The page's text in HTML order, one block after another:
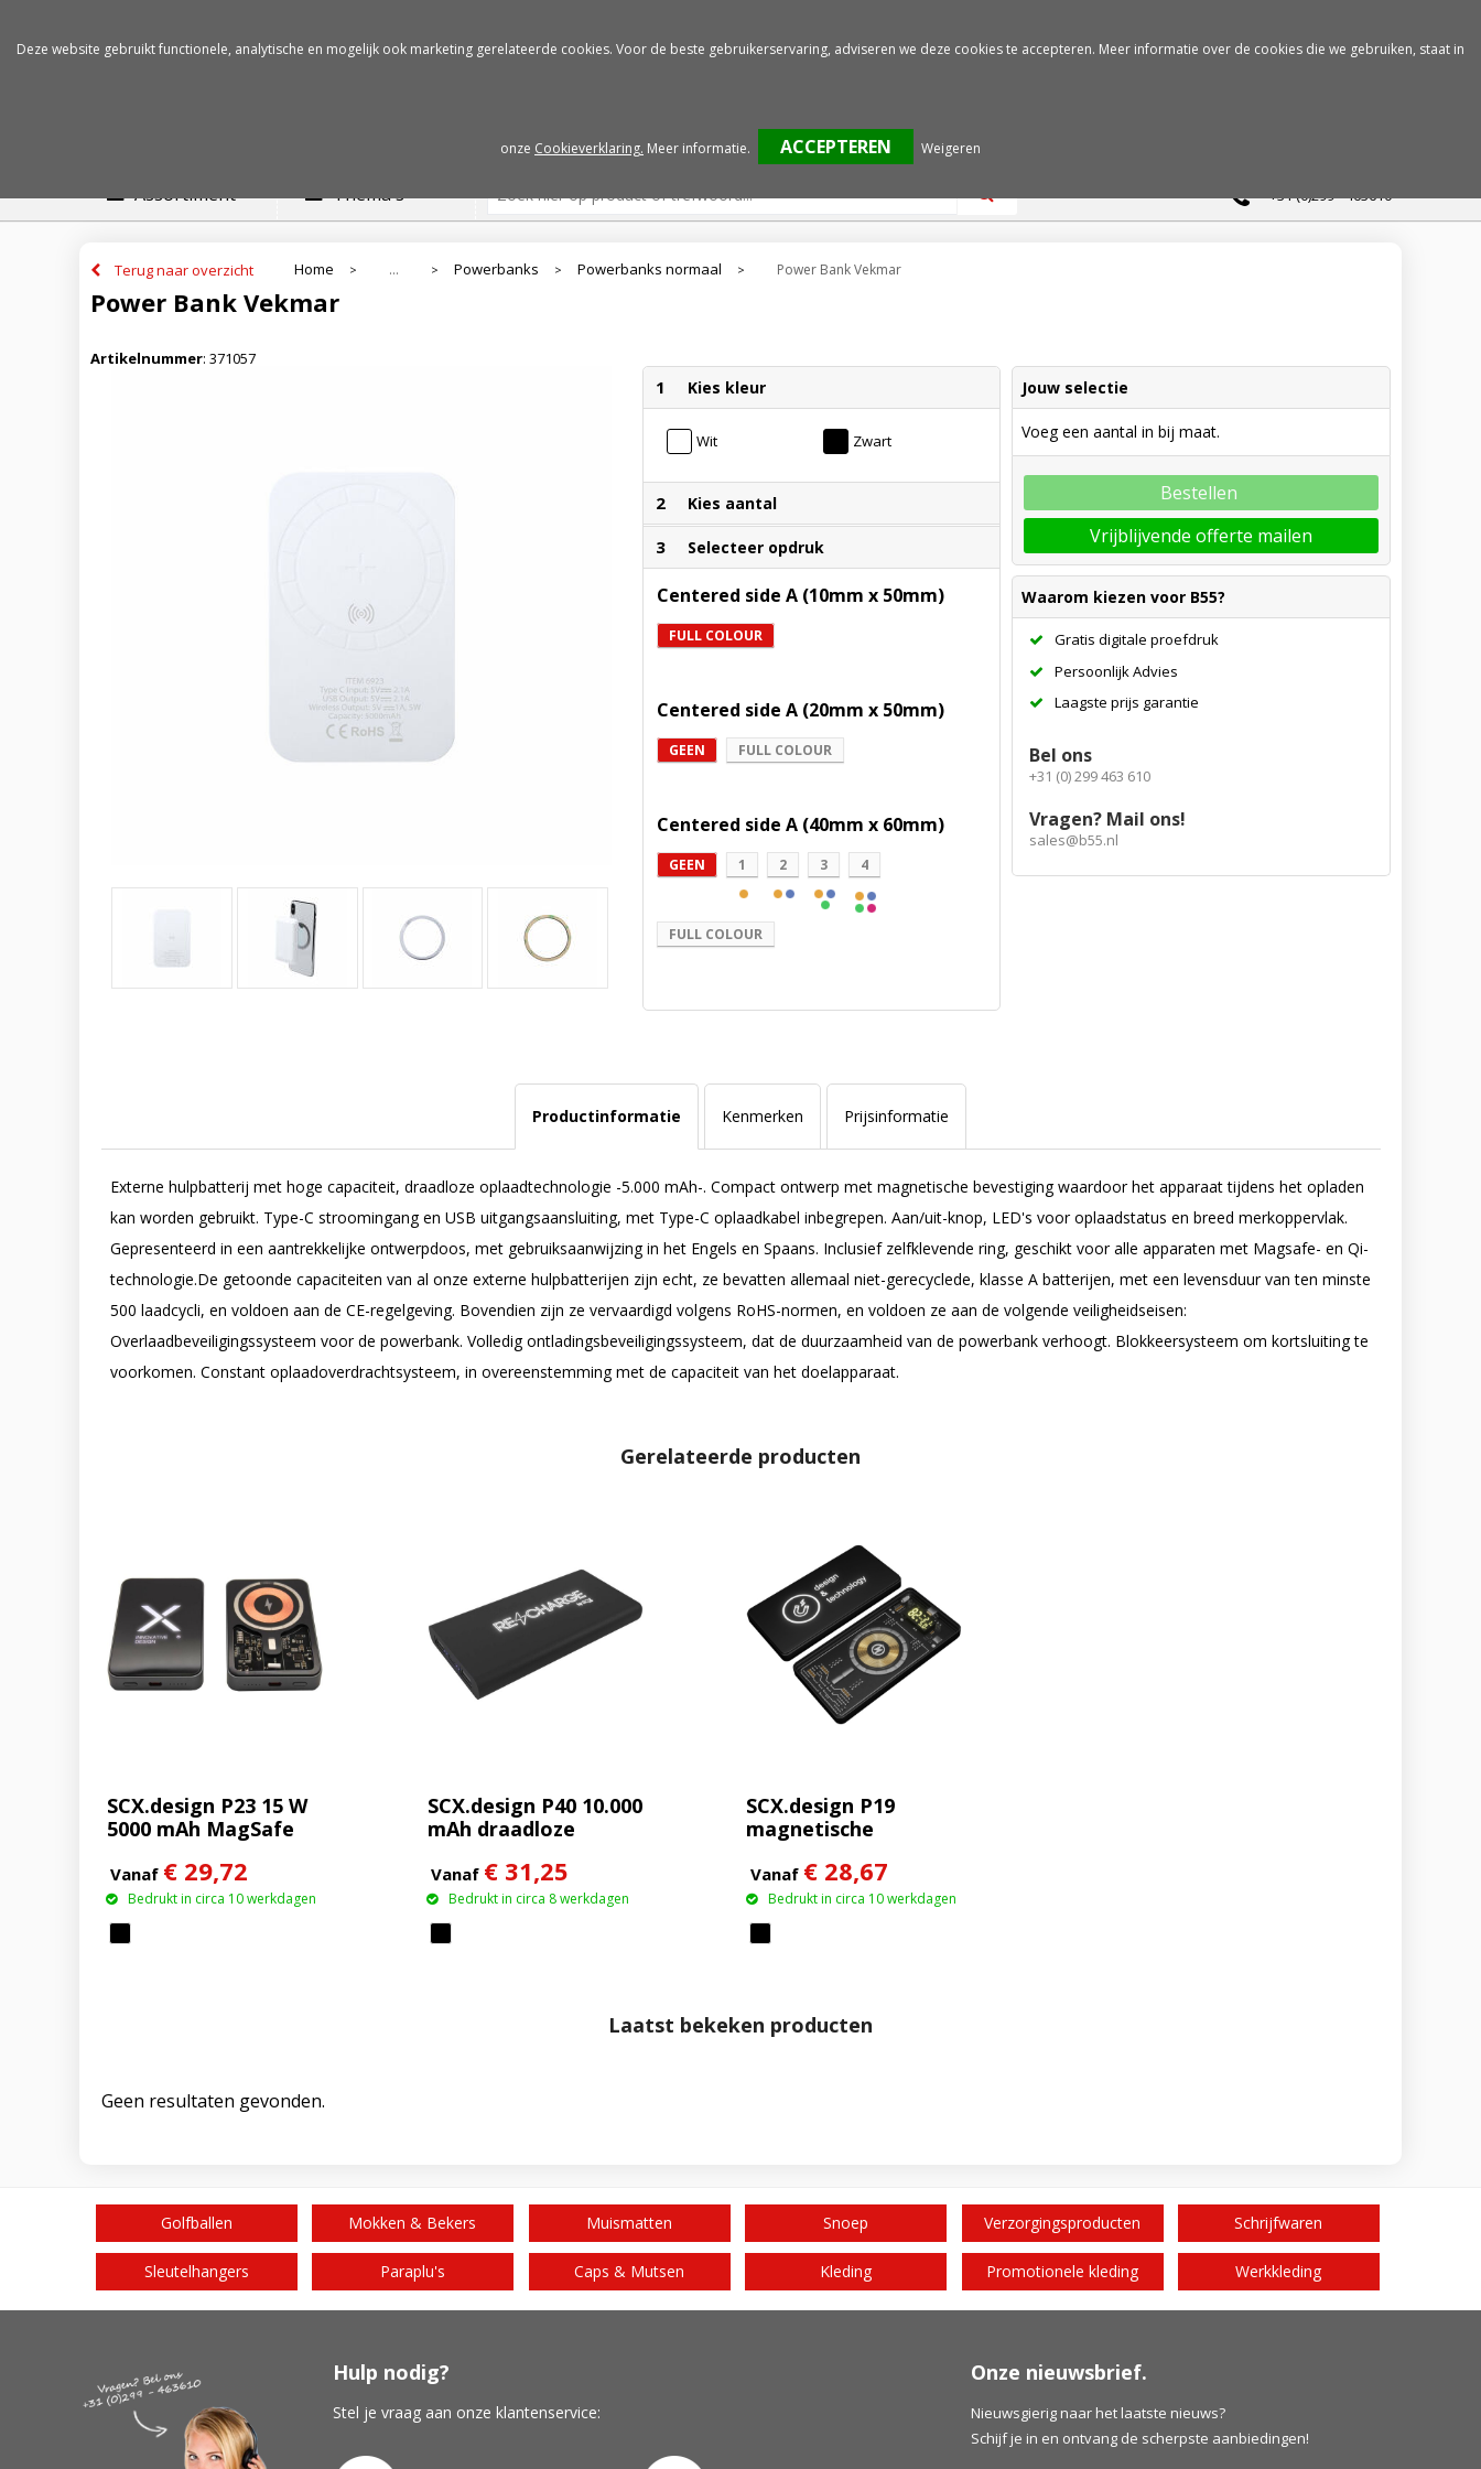
Assortiment Thema's +31 (0)299 - 463610
Terug naar overzicht Home > ... > Powerbanks > Powerbanks normaal > Power Bank Vekmar
Power Bank Vekmar
Artikelnummer: 371057
1 Kies kleur
Wit Zwart
2 Kies aantal
3 Selecteer opdruk
Centered side A (10mm x 50mm)
FULL COLOUR
Centered side A (20mm x 50mm)
GEEN FULL COLOUR
Centered side A (40mm x 60mm)
GEEN 1 2 3 4
FULL COLOUR
Jouw selectie
Voeg een aantal in bij maat.
Bestellen
Vrijblijvende offerte mailen
Waarom kiezen voor B55?
Gratis digitale proefdruk
Persoonlijk Advies
Laagste prijs garantie
Bel ons
+31 (0) 299 463 610
Vragen? Mail ons!
sales@b55.nl
Productinformatie Kenmerken Prijsinformatie
Externe hulpbatterij met hoge capaciteit, draadloze oplaadtechnologie -5.000 mAh-. Compact ontwerp met magnetische bevestiging waardoor het apparaat tijdens het opladen
kan worden gebruikt. Type-C stroomingang en USB uitgangsaansluiting, met Type-C oplaadkabel inbegrepen. Aan/uit-knop, LED's voor oplaadstatus en breed merkoppervlak.
Gepresenteerd in een aantrekkelijke ontwerpdoos, met gebruiksaanwijzing in het Engels en Spaans. Inclusief zelfklevende ring, geschikt voor alle apparaten met Magsafe- en Qi-
technologie.De getoonde capaciteiten van al onze externe hulpbatterijen zijn echt, ze bevatten allemaal niet-gerecyclede, klasse A batterijen, met een levensduur van ten minste
500 laadcycli, en voldoen aan de CE-regelgeving. Bovendien zijn ze vervaardigd volgens RoHS-normen, en voldoen ze aan de volgende veiligheidseisen:
Overlaadbeveiligingssysteem voor de powerbank. Volledig ontladingsbeveiligingssysteem, dat de duurzaamheid van de powerbank verhoogt. Blokkeersysteem om kortsluiting te
voorkomen. Constant oplaadoverdrachtsysteem, in overeenstemming met de capaciteit van het doelapparaat.
Gerelateerde producten
SCX.design P23 15 W
5000 mAh MagSafe
Vanaf € 29,72
Bedrukt in circa 10 werkdagen
SCX.design P40 10.000
mAh draadloze
met oplichtend
Vanaf € 31,25
Bedrukt in circa 8 werkdagen
SCX.design P19
magnetische
van 5000 mAh 5 W
Vanaf € 28,67
Bedrukt in circa 10 werkdagen
Laatst bekeken producten
Geen resultaten gevonden.
Golfballen Mokken & Bekers Muismatten Snoep Verzorgingsproducten Schrijfwaren
Sleutelhangers Paraplu's Caps & Mutsen Kleding Promotionele kleding Werkkleding
Hulp nodig?
Stel je vraag aan onze klantenservice:
Onze nieuwsbrief.
Nieuwsgierig naar het laatste nieuws?
Schijf je in en ontvang de scherpste aanbiedingen!
Deze website gebruikt functionele, analytische en mogelijk ook marketing gerelateerde cookies. Voor de beste gebruikerservaring, adviseren we deze cookies te accepteren. Meer informatie over de cookies die we gebruiken, staat in
onze Cookieverklaring. Meer informatie. Weigeren